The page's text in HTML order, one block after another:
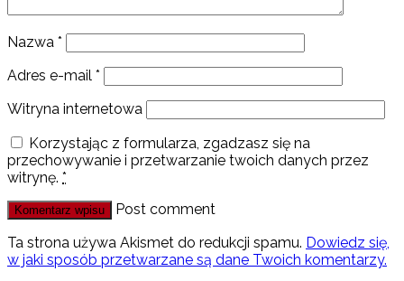
Nazwa *
Adres e-mail *
Witryna internetowa
Korzystając z formularza, zgadzasz się na
przechowywanie i przetwarzanie twoich danych przez
witrynę. *
Post comment
Ta strona używa Akismet do redukcji spamu. Dowiedz się,
w jaki sposób przetwarzane są dane Twoich komentarzy.